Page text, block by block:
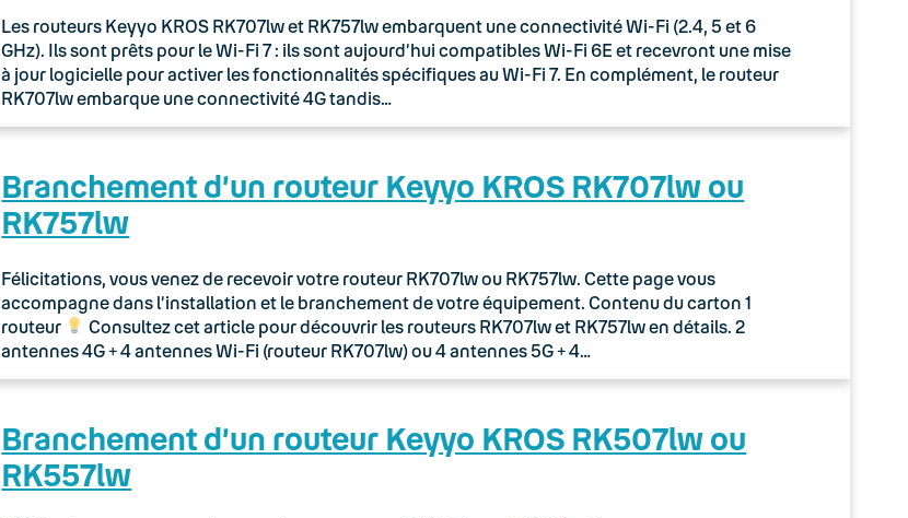
Les routeurs Keyyo KROS RK707lw et RK757lw embarquent une connectivité Wi-Fi (2.4, 5 et 6
GHz). Ils sont prêts pour le Wi-Fi 7 : ils sont aujourd’hui compatibles Wi-Fi 6E et recevront une mise
à jour logicielle pour activer les fonctionnalités spécifiques au Wi-Fi 7. En complément, le routeur
RK707lw embarque une connectivité 4G tandis…
Branchement d’un routeur Keyyo KROS RK707lw ou
RK757lw
Félicitations, vous venez de recevoir votre routeur RK707lw ou RK757lw. Cette page vous
accompagne dans l’installation et le branchement de votre équipement. Contenu du carton 1
routeur
Consultez cet article pour découvrir les routeurs RK707lw et RK757lw en détails. 2
antennes 4G + 4 antennes Wi-Fi (routeur RK707lw) ou 4 antennes 5G + 4…
Branchement d’un routeur Keyyo KROS RK507lw ou
RK557lw